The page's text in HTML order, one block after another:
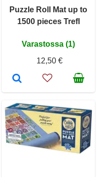
Puzzle Roll Mat up to
1500 pieces Trefl
Varastossa (1)
12,50 €